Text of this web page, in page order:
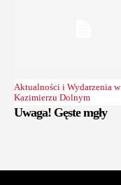
Aktualności i Wydarzenia w
Kazimierzu Dolnym
Uwaga! Gęste mgły